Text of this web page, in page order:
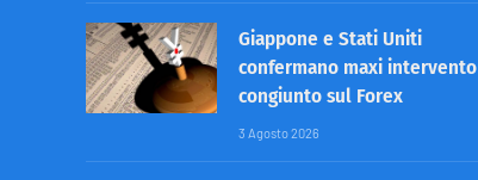
Giappone e Stati Uniti
confermano maxi intervento
congiunto sul Forex
3 Agosto 2026